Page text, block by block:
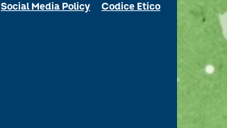
Social Media Policy Codice Etico